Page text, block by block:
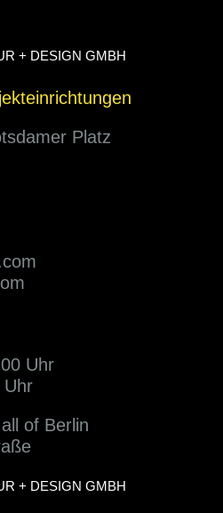
+ DESIGN GMBH
Platz
Uhr
Uhr
of Berlin
+ DESIGN GMBH